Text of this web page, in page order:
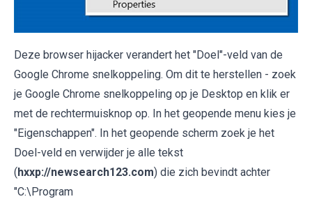
Deze browser hijacker verandert het "Doel"-veld van de
Google Chrome snelkoppeling. Om dit te herstellen - zoek
je Google Chrome snelkoppeling op je Desktop en klik er
met de rechtermuisknop op. In het geopende menu kies je
"Eigenschappen". In het geopende scherm zoek je het
Doel-veld en verwijder je alle tekst
(hxxp://newsearch123.com) die zich bevindt achter
"C:\Program